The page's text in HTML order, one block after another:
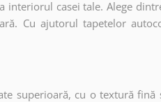
interiorul casei tale. Alege
Cu ajutorul tapetelor
superioară, cu o textură fină